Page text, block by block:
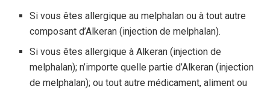
Si vous êtes allergique au melphalan ou à tout autre
composant d’Alkeran (injection de melphalan).
Si vous êtes allergique à Alkeran (injection de
melphalan); n’importe quelle partie d’Alkeran (injection
de melphalan); ou tout autre médicament, aliment ou